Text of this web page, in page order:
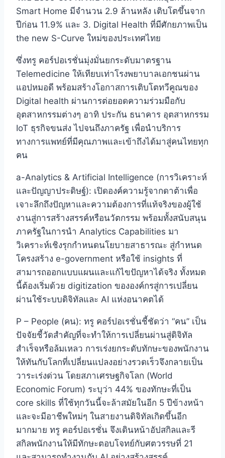
Smart Home มีจำนวน 2.9 ล้านหลัง เติบโตขึ้นจาก
ปีก่อน 11.9% และ 3. Digital Health ที่มีศักยภาพเป็น
the new S-Curve ใหม่ของประเทศไทย
ซึ่งทรู คอร์ปอเรชั่นมุ่งมั่นยกระดับมาตรฐาน
Telemedicine ให้เทียบเท่าโรงพยาบาลเอกชนผ่าน
แอปหมอดี พร้อมสร้างโอกาสการเติบโตทวีคูณของ
Digital health ผ่านการต่อยอดความร่วมมือกับ
อุตสาหกรรมต่างๆ อาทิ ประกัน ธนาคาร อุตสาหกรรม
IoT ธุรกิจขนส่ง ไปจนถึงภาครัฐ เพื่อนำบริการ
ทางการแพทย์ที่มีคุณภาพและเข้าถึงได้มาสู่คนไทยทุก
คน
a-Analytics & Artificial Intelligence (การวิเคราะห์
และปัญญาประดิษฐ์): เปิดองค์ความรู้จากดาต้าเพื่อ
เจาะลึกถึงปัญหาและความต้องการที่แท้จริงของผู้ใช้
งานสู่การสร้างสรรค์หรือนวัตกรรม พร้อมทั้งสนับสนุน
ภาครัฐในการนำ Analytics Capabilities มา
วิเคราะห์เชิงรุกกำหนดนโยบายสาธารณะ สู่กำหนด
โครงสร้าง e-government หรือใช้ insights ที่
สามารถออกแบบแผนและแก้ไขปัญหาได้จริง ทั้งหมด
นี้ต้องเริ่มด้วย digitization ขององค์กรสู่การเปลี่ยน
ผ่านใช้ระบบดิจิทัลและ AI แห่งอนาคตได้
P – People (คน): ทรู คอร์ปอเรชั่นชี้ชัดว่า “คน” เป็น
ปัจจัยชี้วัดสำคัญที่จะทำให้การเปลี่ยนผ่านสู่ดิจิทัล
สำเร็จหรือล้มเหลว การเร่งยกระดับทักษะของพนักงาน
ให้ทันกับโลกที่เปลี่ยนแปลงอย่างรวดเร็วจึงกลายเป็น
วาระเร่งด่วน โดยสภาเศรษฐกิจโลก (World
Economic Forum) ระบุว่า 44% ของทักษะที่เป็น
core skills ที่ใช้ทุกวันนี้จะล้าสมัยในอีก 5 ปีข้างหน้า
และจะมีอาชีพใหม่ๆ ในสายงานดิจิทัลเกิดขึ้นอีก
มากมาย ทรู คอร์ปอเรชั่น จึงเดินหน้าอัปสกิลและรี
สกิลพนักงานให้มีทักษะตอบโจทย์กับศตวรรษที่ 21